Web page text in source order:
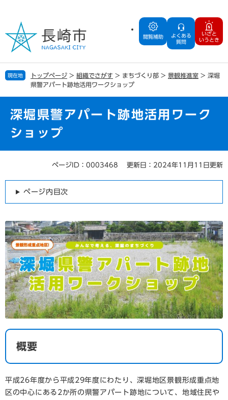
の
で
す
ー
ば
し
閲覧補助
よくある
質問
いざと
いうとき
現在地 トップページ > 組織でさがす > まちづくり部 > 景観推進室 > 深堀
県警アパート跡地活用ワークショップ
深堀県警アパート跡地活用ワーク
ショップ
ページID：0003468 更新日：2024年11月11日更新
ページ内目次
概要
平成26年度から平成29年度にわたり、深堀地区景観形成重点地
区の中心にある2か所の県警アパート跡地について、地域住民や